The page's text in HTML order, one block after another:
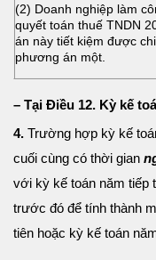
(2) Doanh nghiệp làm
quyết toán thuế TNDN
án này tiết kiệm được
phương án một.
– Tại Điều 12. Kỳ kế
4. Trường hợp kỳ kế
cuối cùng có thời gian
với kỳ kế toán năm tiếp
trước đó để tính thành
tiên hoặc kỳ kế toán